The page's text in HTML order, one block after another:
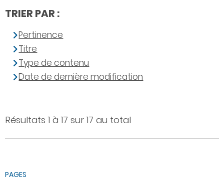
Résultats 1 à 17 sur 17 au total
PAGES
TRIER PAR :
Pertinence
Titre
Type de contenu
Date de dernière modification